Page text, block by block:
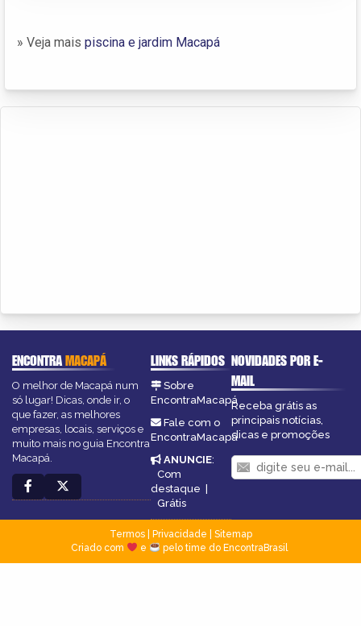
» Veja mais piscina e jardim Macapá
ENCONTRAMACAPÁ
O melhor de Macapá num
só lugar! Dicas, onde ir, o
que fazer, as melhores
empresas, locais, serviços e
muito mais no guia Encontra
Macapá.
LINKS RÁPIDOS
Sobre
EncontraMacapá
Fale com o
EncontraMacapá
ANUNCIE:
Com
destaque |
Grátis
NOVIDADES POR E-
MAIL
Receba grátis as
principais notícias,
dicas e promoções
Termos| Privacidade
Sitemap
Criado com
e pelo time do EncontraBrasil